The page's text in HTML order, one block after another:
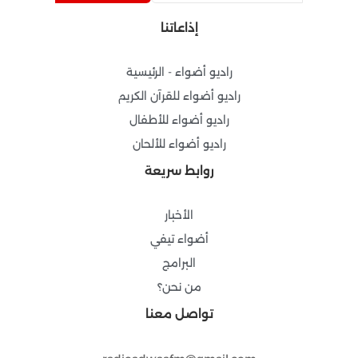
e
r
m
-
f
إذاعاتنا
راديو أضواء - الرئيسية
راديو أضواء للقرآن الكريم
راديو أضواء للأطفال
راديو أضواء للألحان
روابط سريعة
الأخبار
أضواء تيفي
البرامج
من نحن؟
تواصل معنا